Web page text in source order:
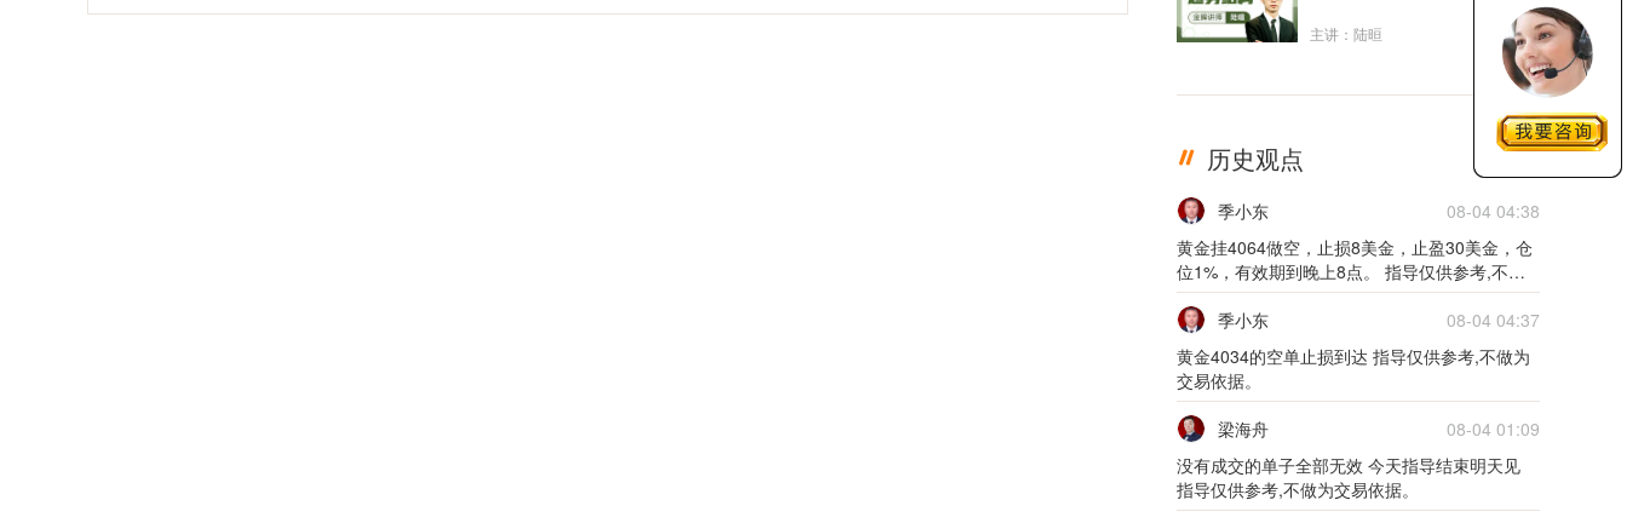
主讲：陆晅 2000
历史观点 更多
季小东
08-04 04:38
黄金挂4064做空，止损8美金，止盈30美金，仓
位1%，有效期到晚上8点。 指导仅供参考,不做
为交易依据。
季小东
08-04 04:37
黄金4034的空单止损到达 指导仅供参考,不做为
交易依据。
梁海舟
08-04 01:09
没有成交的单子全部无效 今天指导结束明天见
指导仅供参考,不做为交易依据。